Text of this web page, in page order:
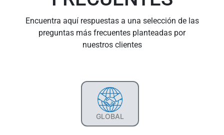
Encuentra aquí respuestas a una selección de las
preguntas más frecuentes planteadas por
nuestros clientes
GLOBAL